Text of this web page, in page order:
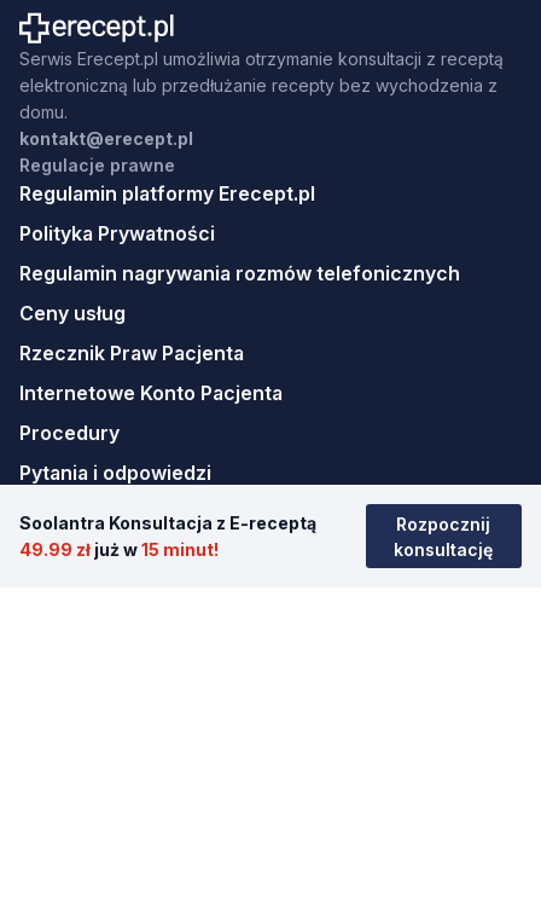
Soolantra Konsultacja z E-receptą
49.99 zł już w15 minut!
Rozpocznij
konsultację
Serwis Erecept.pl umożliwia otrzymanie konsultacji z receptą
elektroniczną lub przedłużanie recepty bez wychodzenia z
domu.
kontakt@erecept.pl
Regulacje prawne
Regulamin platformy Erecept.pl
Polityka Prywatności
Regulamin nagrywania rozmów telefonicznych
Ceny usług
Rzecznik Praw Pacjenta
Internetowe Konto Pacjenta
Procedury
Pytania i odpowiedzi
Strona główna